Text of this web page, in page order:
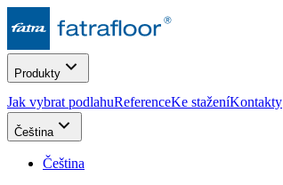
Produkty
Jak vybrat podlahuReferenceKe staženíKontakty
Čeština
Čeština